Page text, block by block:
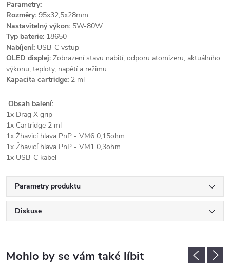
Parametry:
Rozměry: 95x32,5x28mm
Nastavitelný výkon: 5W-80W
Typ baterie: 18650
Nabíjení: USB-C vstup
OLED displej: Zobrazení stavu nabití, odporu atomizeru, aktuálního
výkonu, teploty, napětí a režimu
Kapacita cartridge: 2 ml
Obsah balení:
1x Drag X grip
1x Cartridge 2 ml
1x Žhavicí hlava PnP - VM6 0,15ohm
1x Žhavicí hlava PnP - VM1 0,3ohm
1x USB-C kabel
Parametry produktu
Diskuse